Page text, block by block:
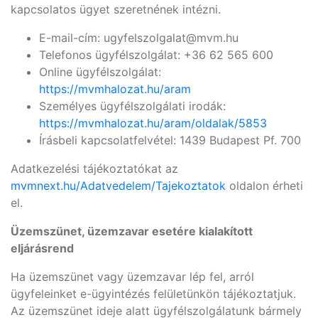
kapcsolatos ügyet szeretnének intézni.
E-mail-cím: ugyfelszolgalat@mvm.hu
Telefonos ügyfélszolgálat: +36 62 565 600
Online ügyfélszolgálat:
https://mvmhalozat.hu/aram
Személyes ügyfélszolgálati irodák:
https://mvmhalozat.hu/aram/oldalak/5853
Írásbeli kapcsolatfelvétel: 1439 Budapest Pf. 700
Adatkezelési tájékoztatókat az
mvmnext.hu/Adatvedelem/Tajekoztatok oldalon érheti
el.
Üzemszünet, üzemzavar esetére kialakított
eljárásrend
Ha üzemszünet vagy üzemzavar lép fel, arról
ügyfeleinket e-ügyintézés felületünkön tájékoztatjuk.
Az üzemszünet ideje alatt ügyfélszolgálatunk bármely